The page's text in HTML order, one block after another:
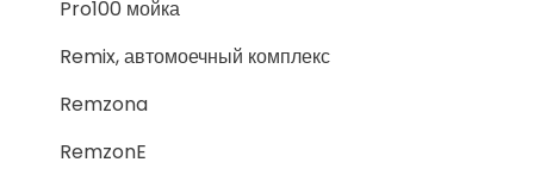
Pro100 мойка
Remix, автомоечный комплекс
Remzona
RemzonE